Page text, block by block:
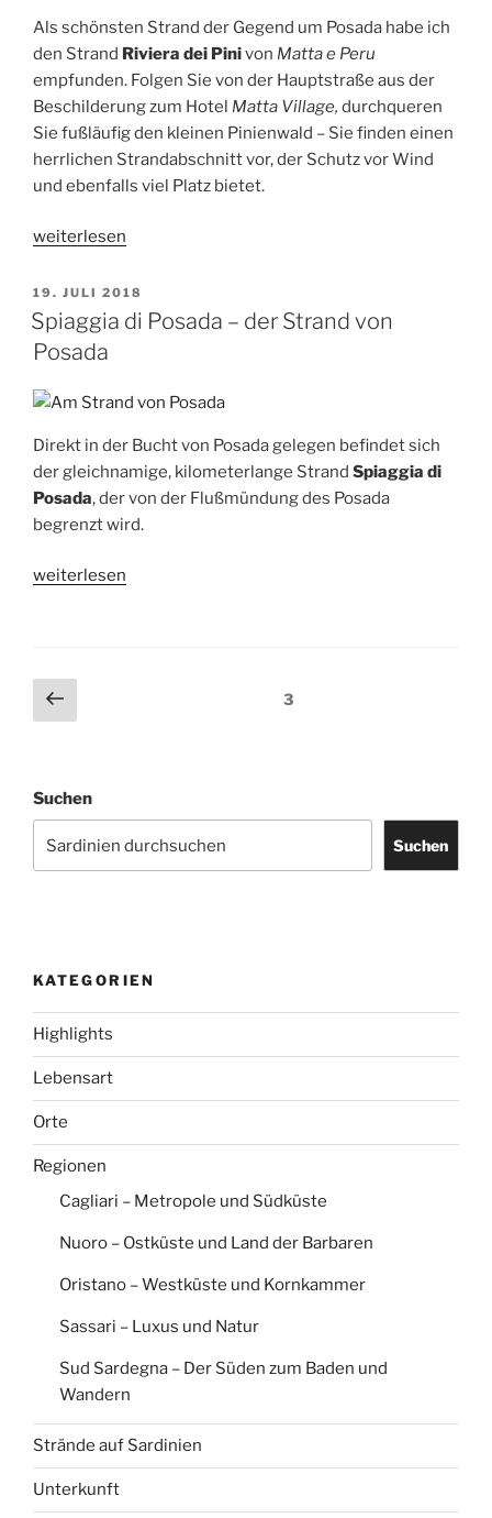
Lucia“
Als schönsten Strand der Gegend um Posada habe ich
den Strand Riviera dei Pinivon Matta e Peru
empfunden. Folgen Sie von der Hauptstraße aus der
Beschilderung zum Hotel Matta Village, durchqueren
Sie fußläufig den kleinen Pinienwald – Sie finden einen
herrlichen Strandabschnitt vor, der Schutz vor Wind
und ebenfalls viel Platz bietet.
„Riviera
Pini
–
der
Strand
von
e
Peru“
weiterlesen
VERÖFFENTLICHT
AM
19. JULI 2018
Spiaggia di Posada – der Strand von
Posada
Direkt in der Bucht von Posada gelegen befindet sich
der gleichnamige, kilometerlange Strand Spiaggia di
Posada, der von der Flußmündung des Posada
begrenzt wird.
„Spiaggia
der
Strand
weiterlesen
Seitennummerierung
der
Vorherige
Seite
Seite3
Suchen
Suchen
KATEGORIEN
Highlights
Lebensart
Orte
Regionen
Cagliari – Metropole und Südküste
Nuoro – Ostküste und Land der Barbaren
Oristano – Westküste und Kornkammer
Sassari – Luxus und Natur
Sud Sardegna – Der Süden zum Baden und
Wandern
Strände auf Sardinien
Unterkunft